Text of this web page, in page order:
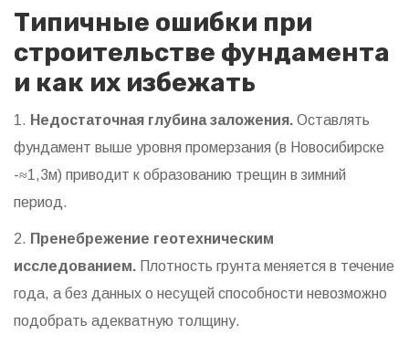
Типичные ошибки при
строительстве фундамента
и как их избежать
1. Недостаточная глубина заложения. Оставлять
фундамент выше уровня промерзания (в Новосибирске
-≈1,3м) приводит к образованию трещин в зимний
период.
2. Пренебрежение геотехническим
исследованием. Плотность грунта меняется в течение
года, а без данных о несущей способности невозможно
подобрать адекватную толщину.